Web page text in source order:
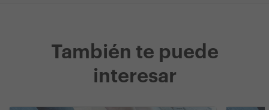
También te puede
interesar